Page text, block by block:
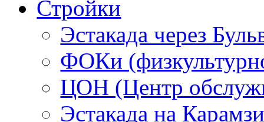
Стройки
Эстакада через
ФОКи
ЦОН (Центр
Эстакада на